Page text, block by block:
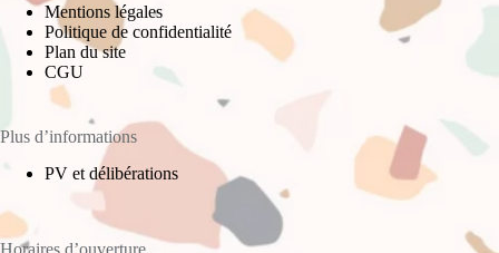
Mentions légales
Politique de confidentialité
Plan du site
CGU
Plus d’informations
PV et délibérations
Horaires d’ouverture